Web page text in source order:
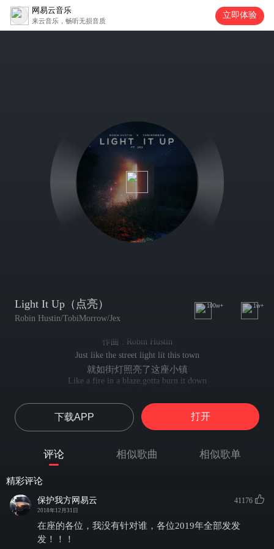
网易云音乐
来云音乐，畅听无损音质
立即体验
Light It Up（点亮）
Robin Hustin/TobiMorrow/Jex
100w+ 1w+
作曲 : Robin Hustin
Just like the street light lit this town
就如街灯照亮了这座小镇
Like a fire in a blaze,gotta burn it down
Can't be afraid to live this out
不必畏惧生活的到来
We got this far don't know how
I see danger in your eyes
人们知道我们会点燃这个夜晚
就像太阳升起般到来
下载APP 打开
评论 相似歌曲 相似歌单
精彩评论
保护我方网易云
2018年12月31日
41176
在座的各位，我没有针对谁，各位2019年全部发发
发！！！